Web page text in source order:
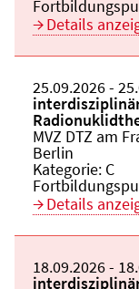
Details
Beginn:
25.09.2026-
MVZ DTZ am
Berlin
Kategorie: C
Details
Beginn:
18.09.2026-